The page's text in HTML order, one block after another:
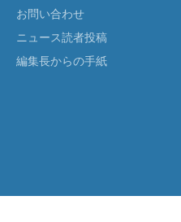
お問い合わせ
ニュース読者投稿
編集長からの手紙